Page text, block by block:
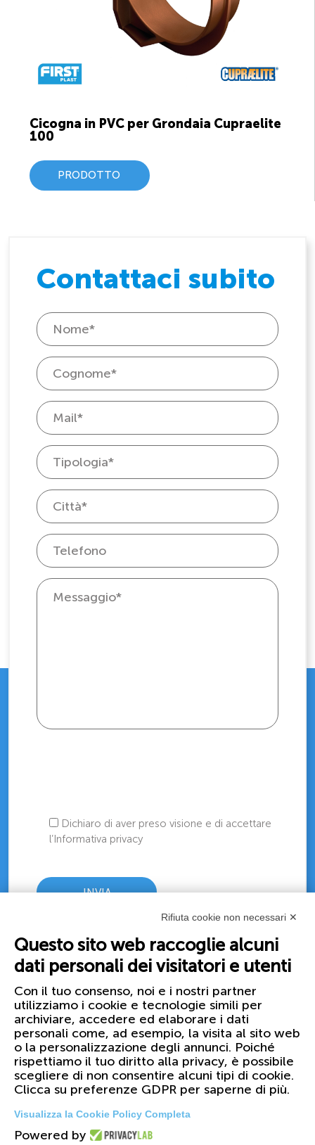
Cicogna in PVC per Grondaia Cupraelite
100
PRODOTTO
Contattaci subito
Dichiaro di aver preso visione e di accettare
l’Informativa privacy
Rifiuta cookie non necessari ✕
Questo sito web raccoglie alcuni
dati personali dei visitatori e utenti
Con il tuo consenso, noi e i nostri partner
utilizziamo i cookie e tecnologie simili per
archiviare, accedere ed elaborare i dati
personali come, ad esempio, la visita al sito web
o la personalizzazione degli annunci. Poiché
rispettiamo il tuo diritto alla privacy, è possibile
scegliere di non consentire alcuni tipi di cookie.
Clicca su preferenze GDPR per saperne di più.
Visualizza la Cookie Policy Completa
Powered by